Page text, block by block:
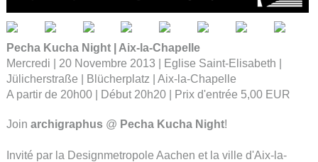
Pecha Kucha Night | Aix-la-Chapelle
Mercredi | 20 Novembre 2013 | Eglise Saint-Elisabeth |
Jülicherstraße | Blücherplatz | Aix-la-Chapelle
A partir de 20h00 | Début 20h20 | Prix d'entrée 5,00 EUR
Join archigraphus@ Pecha Kucha Night!
Invité par la Designmetropole Aachen et la ville d'Aix-la-